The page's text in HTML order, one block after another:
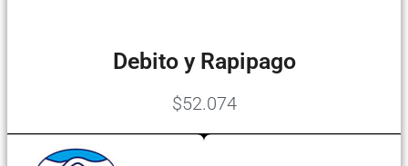
Debito y Rapipago
$52.074